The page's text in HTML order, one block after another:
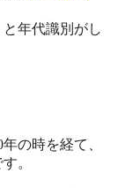
年代識別がし
の時を経て、
。